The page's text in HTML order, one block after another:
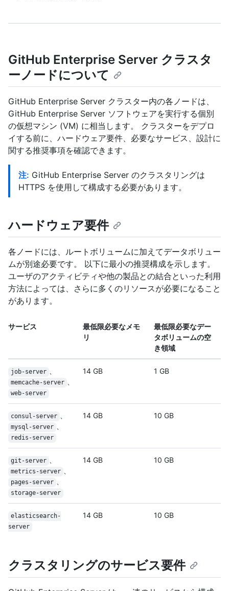
GitHub Enterprise Server クラスタ
ーノードについて
GitHub Enterprise Server クラスター内の各ノードは、
GitHub Enterprise Server ソフトウェアを実行する個別
の仮想マシン (VM) に相当します。 クラスターをデプロ
イする前に、ハードウェア要件、必要なサービス、設計に
関する推奨事項を確認できます。
注: GitHub Enterprise Server のクラスタリングは
HTTPS を使用して構成する必要があります。
ハードウェア要件
各ノードには、ルートボリュームに加えてデータボリュー
ムが別途必要です。 以下に最小の推奨構成を示します。
ユーザのアクティビティや他の製品との結合といった利用
方法によっては、さらに多くのリソースが必要になること
があります。
サービス
最低限必要なメモ
リ
最低限必要なデー
タボリュームの空
き領域
job-server
memcache-server
web-server
14 GB 1 GB
consul-server
mysql-server
redis-server
14 GB 10 GB
git-server
metrics-server
pages-server
storage-server
14 GB 10 GB
elasticsearch-
server
14 GB 10 GB
クラスタリングのサービス要件